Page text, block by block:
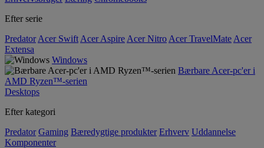
Efter serie
Predator Acer Swift Acer Aspire Acer Nitro Acer TravelMate Acer
Extensa
Windows
Bærbare Acer-pc'er i
AMD Ryzen™-serien
Desktops
Efter kategori
Predator Gaming Bæredygtige produkter Erhverv Uddannelse
Komponenter